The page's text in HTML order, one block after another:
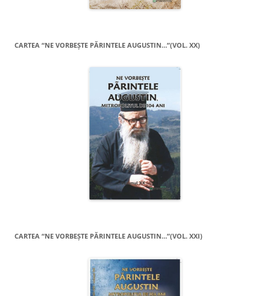
CARTEA “NE VORBEŞTE PĂRINTELE AUGUSTIN…”(VOL. XX)
CARTEA “NE VORBEŞTE PĂRINTELE AUGUSTIN…”(VOL. XXI)